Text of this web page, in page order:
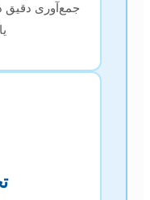
جمع‌آوری دقیق